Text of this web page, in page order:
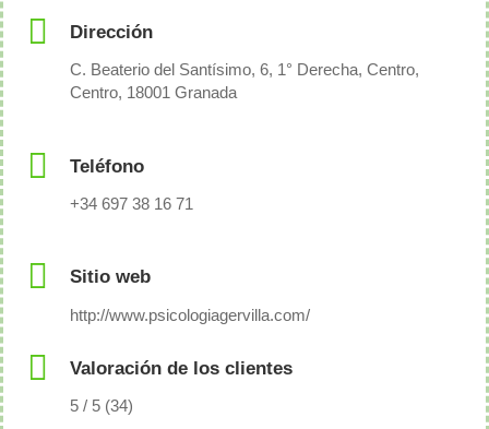
Dirección
C. Beaterio del Santísimo, 6, 1° Derecha, Centro,
Centro, 18001 Granada
Teléfono
+34 697 38 16 71
Sitio web
http://www.psicologiagervilla.com/
Valoración de los clientes
5 / 5 (34)